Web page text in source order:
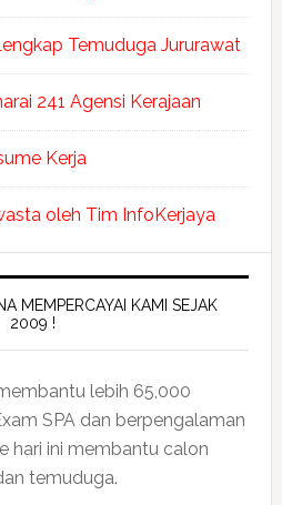
Temuduga Jururawat
241 Agensi Kerajaan
Kerja
oleh Tim InfoKerjaya
MEMPERCAYAI KAMI SEJAK
2009 !
lebih 65,000
SPA dan berpengalaman
hari ini membantu calon
temuduga.